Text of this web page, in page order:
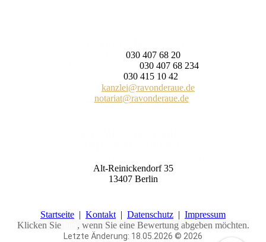
030 407 68 20
030 407 68 234
030 415 10 42
kanzlei@ravonderaue.de
notariat@ravonderaue.de
Alt-Reinickendorf 35
13407 Berlin
Startseite | Kontakt | Daten­schutz | Impressum
Klicken Sie
, wenn Sie eine Bewertung abgeben möchten.
Letzte Änderung: 18.05.2026 © 2026